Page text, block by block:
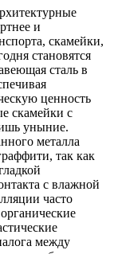
и
скамейки,
становятся
сталь в
ценность
скамейки с
уныние.
металла
так как
с влажной
часто
между